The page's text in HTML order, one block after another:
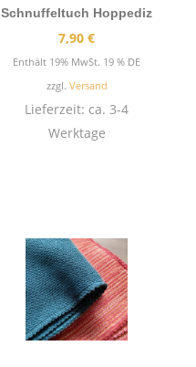
Schnuffeltuch Hoppediz
7,90€
Enthält 19% MwSt. 19 % DE
zzgl. Versand
Lieferzeit: ca. 3-4
Werktage